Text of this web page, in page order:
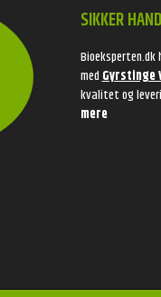
SIKKER
medGyrstinge
kvalitet og
mere